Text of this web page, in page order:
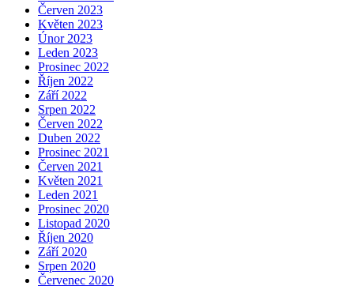
Červen 2023
Květen 2023
Únor 2023
Leden 2023
Prosinec 2022
Říjen 2022
Září 2022
Srpen 2022
Červen 2022
Duben 2022
Prosinec 2021
Červen 2021
Květen 2021
Leden 2021
Prosinec 2020
Listopad 2020
Říjen 2020
Září 2020
Srpen 2020
Červenec 2020